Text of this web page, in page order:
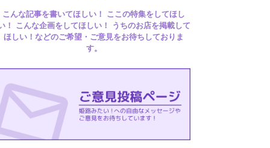
こんな記事を書いてほしい！ ここの特集をしてほし
！ こんな企画をしてほしい！ うちのお店を掲載して
ほしい！などのご希望・ご意見をお待ちしておりま
す。